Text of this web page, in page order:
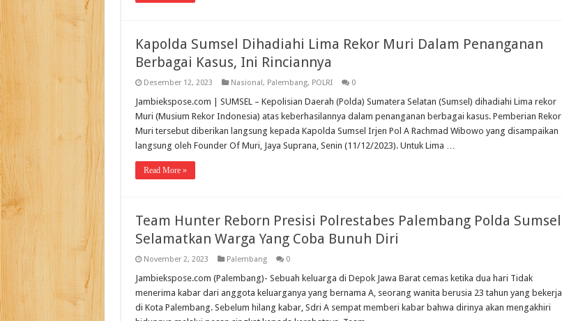
Kapolda Sumsel Dihadiahi Lima Rekor Muri Dalam Penanganan
Berbagai Kasus, Ini Rinciannya
Desember 12, 2023 Nasional , Palembang, POLRI 0
Jambiekspose.com | SUMSEL – Kepolisian Daerah (Polda) Sumatera Selatan (Sumsel) dihadiahi Lima rekor
Muri (Musium Rekor Indonesia) atas keberhasilannya dalam penanganan berbagai kasus. Pemberian Rekor
Muri tersebut diberikan langsung kepada Kapolda Sumsel Irjen Pol A Rachmad Wibowo yang disampaikan
langsung oleh Founder Of Muri, Jaya Suprana, Senin (11/12/2023). Untuk Lima …
Read More »
Team Hunter Reborn Presisi Polrestabes Palembang Polda Sumsel
Selamatkan Warga Yang Coba Bunuh Diri
November 2, 2023 Palembang 0
Jambiekspose.com (Palembang)- Sebuah keluarga di Depok Jawa Barat cemas ketika dua hari Tidak
menerima kabar dari anggota keluarganya yang bernama A, seorang wanita berusia 23 tahun yang bekerja
di Kota Palembang. Sebelum hilang kabar, Sdri A sempat memberi kabar bahwa dirinya akan mengakhiri